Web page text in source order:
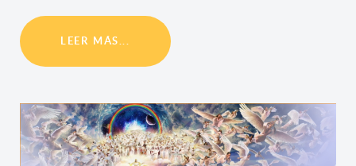
LEER MÁS...